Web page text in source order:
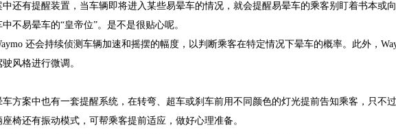
有提醒装置，当车辆即将进入某些易晕车的情况，就会提醒易晕车的乘客别盯着书本或向
不易晕车的“皇帝位”。是不是很贴心呢。
还会持续侦测车辆加速和摇摆的幅度，以判断乘客在特定情况下晕车的概率。此外，
风格进行微调。
案中也有一套提醒系统，在转弯、超车或刹车前用不同颜色的灯光提前告知乘客，只不
椅还有振动模式，可帮乘客提前适应，做好心理准备。